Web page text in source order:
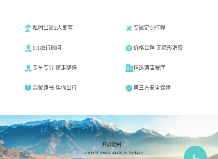
私团出游2人即可 专属定制行程
1:1旅行顾问 价格合理 无隐形消费
专车专导 随走随停 精选酒店餐厅
温馨路书 伴你出行 第三方安全保障